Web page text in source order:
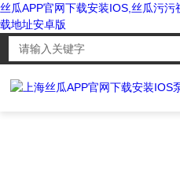
丝瓜APP官网下载安装IOS,丝瓜污
载地址安卓版